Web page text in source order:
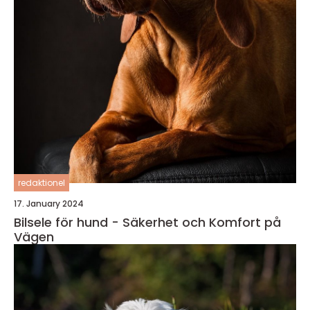
redaktionel
17. January 2024
Bilsele för hund - Säkerhet och Komfort på
Vägen